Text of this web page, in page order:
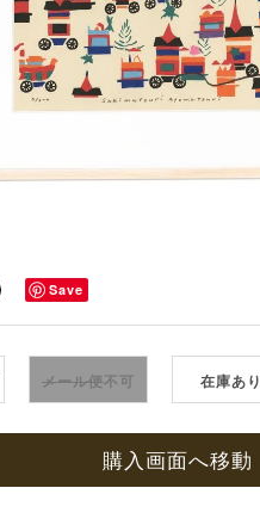
Save
メール便不可 在庫あり
購入画面へ移動